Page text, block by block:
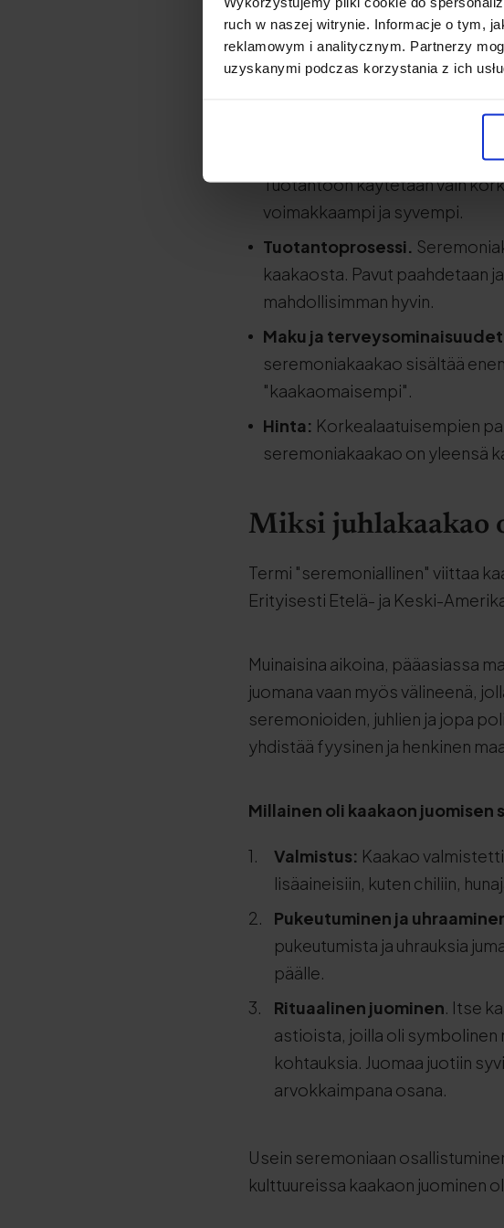
ruch w naszej witrynie. Informacje o tym,
reklamowym i analitycznym. Partnerzy
uzyskanymi podczas korzystania z ich
on?
Seremoniakaakao eroaa
korkealaatuisista
Tuotantoon käytetään vain
voimakkaampi ja syvempi.
Tuotantoprosessi.
kaakaosta. Pavut paahdetaan
mahdollisimman hyvin.
Maku ja terveysominaisuudet
seremoniakaakao sisältää
"kaakaomaisempi".
Hinta: Korkealaatuisempien
seremoniakaakao on yleensä
Miksi juhlakaakao
Termi "seremoniallinen" viittaa
Erityisesti Etelä- ja Keski-
Muinaisina aikoina, pääasiassa
juomana vaan myös välineenä,
seremonioiden, juhlien ja jopa
yhdistää fyysinen ja henkinen
Millainen oli kaakaon juomisen
Valmistus: Kaakao
lisäaineisiin, kuten chiliin,
Pukeutuminen ja
pukeutumista ja uhrauksia
päälle.
Rituaalinen juominen. Itse
astioista, joilla oli
kohtauksia. Juomaa juotiin
arvokkaimpana osana.
Usein seremoniaan
kulttuureissa kaakaon juominen